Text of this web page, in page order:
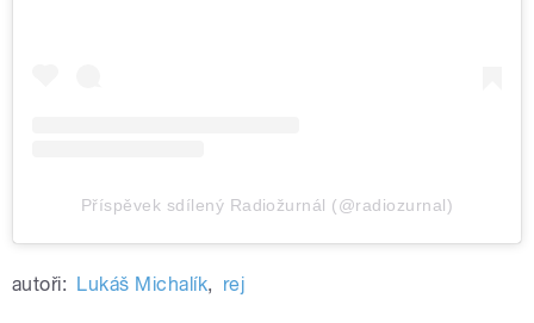
Příspěvek sdílený Radiožurnál (@radiozurnal)
autoři: Lukáš Michalík, rej